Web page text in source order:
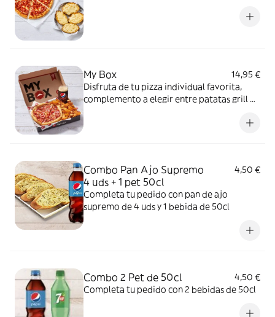
My Box
14,95 €
Disfruta de tu pizza individual favorita,
complemento a elegir entre patatas grill o
Combo Pan Ajo Supremo
4 uds + 1 pet 50cl
4,50 €
Completa tu pedido con pan de ajo
supremo de 4 uds y 1 bebida de 50cl
Combo 2 Pet de 50cl
4,50 €
Completa tu pedido con 2 bebidas de 50cl